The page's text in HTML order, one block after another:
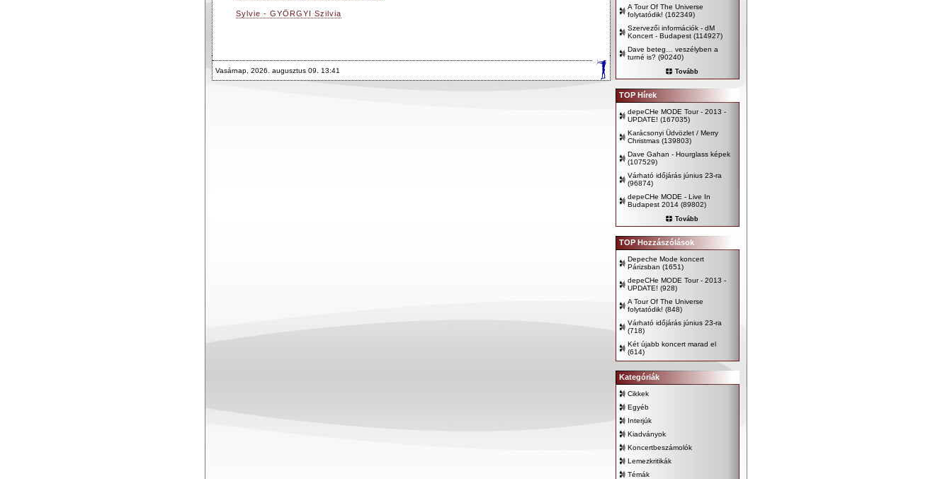
Sylvie - GYÖRGYI Szilvia
Vasárnap, 2026. augusztus 09. 13:41
A Tour Of The Universe
folytatódik! (162349)
Szervezői információk - dM
Koncert - Budapest (114927)
Dave beteg… veszélyben a
turné is? (90240)
Tovább
TOP Hírek
depeCHe MODE Tour - 2013 -
UPDATE! (167035)
Karácsonyi Üdvözlet / Merry
Christmas (139803)
Dave Gahan - Hourglass képek
(107529)
Várható időjárás június 23-ra
(96874)
depeCHe MODE - Live In
Budapest 2014 (89802)
Tovább
TOP Hozzászólások
Depeche Mode koncert
Párizsban (1651)
depeCHe MODE Tour - 2013 -
UPDATE! (928)
A Tour Of The Universe
folytatódik! (848)
Várható időjárás június 23-ra
(718)
Két újabb koncert marad el
(614)
Kategóriák
Cikkek
Egyéb
Interjúk
Kiadványok
Koncertbeszámolók
Lemezkritikák
Témák